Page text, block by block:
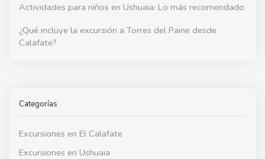
Actividades para niños en Ushuaia: Lo más recomendado
¿Qué incluye la excursión a Torres del Paine desde
Calafate?
Categorías
Excursiones en El Calafate
Excursiones en Ushuaia